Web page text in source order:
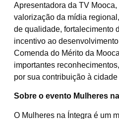
Apresentadora da TV
valorização da mídia
de qualidade, fortalecimento
incentivo ao
Comenda do Mérito da
importantes
por sua contribuição à
Sobre o evento Mulheres
O Mulheres na Íntegra é um